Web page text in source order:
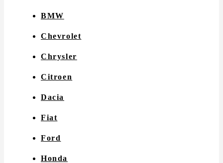
BMW
Chevrolet
Chrysler
Citroen
Dacia
Fiat
Ford
Honda